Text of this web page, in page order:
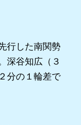
行した南関勢
深谷知広（３
分の１輪差で